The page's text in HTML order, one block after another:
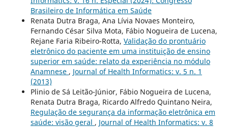
Brasileiro de Informática em Saúde
Renata Dutra Braga, Ana Lívia Novaes Monteiro,
Fernando César Silva Mota, Fábio Nogueira de Lucena,
Rejane Faria Ribeiro-Rotta, Validação do prontuário
eletrônico do paciente em uma instituição de ensino
superior em saúde: relato da experiência no módulo
Anamnese , Journal of Health Informatics: v. 5 n. 1
(2013)
Plinio de Sá Leitão-Júnior, Fábio Nogueira de Lucena,
Renata Dutra Braga, Ricardo Alfredo Quintano Neira,
Regulação de segurança da informação eletrônica em
saúde: visão geral , Journal of Health Informatics: v. 8